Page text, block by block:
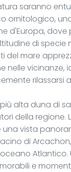
saranno
ornitologico,
d'Europa,
di specie
del mare
nelle vicinanze,
rilassarsi
alta duna di
della regione.
vista
di
e